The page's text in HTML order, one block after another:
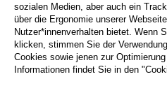
sozialen Medien, aber auch ein
über die Ergonomie unserer
Nutzer*innenverhalten bietet. Wenn
klicken, stimmen Sie der
Cookies sowie jenen zur
Informationen findet Sie in den